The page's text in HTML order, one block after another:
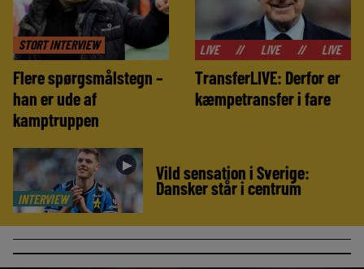
STORT INTERVIEW
Flere spørgsmålstegn –
han er ude af
kamptruppen
// LIVE LIVE LIVE // LIVE
TransferLIVE: Derfor er
kæmpetransfer i fare
INTERVIEW
► Vild sensation i Sverige:
Dansker står i centrum